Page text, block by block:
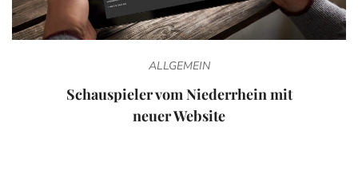
ALLGEMEIN
Schauspieler vom Niederrhein mit
neuer Website